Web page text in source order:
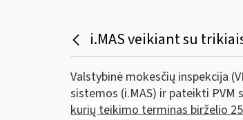
i.MAS veikiant su
Valstybinė mokesčių inspekcija
sistemos (i.MAS) ir pateikti PVM
kurių teikimo terminasbirželio